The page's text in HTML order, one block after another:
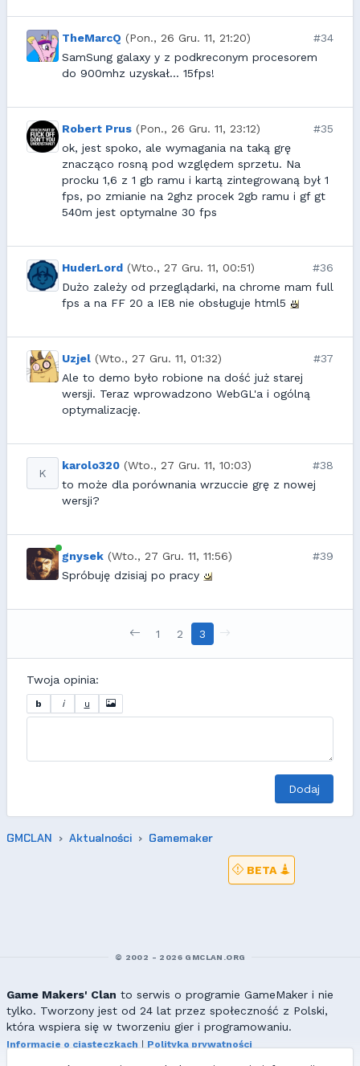
TheMarcQ (Pon., 26 Gru. 11, 21:20)
#34
SamSung galaxy y z podkreconym procesorem
do 900mhz uzyskał... 15fps!
Robert Prus (Pon., 26 Gru. 11, 23:12)
#35
ok, jest spoko, ale wymagania na taką grę
znacząco rosną pod względem sprzetu. Na
procku 1,6 z 1 gb ramu i kartą zintegrowaną był 1
fps, po zmianie na 2ghz procek 2gb ramu i gf gt
540m jest optymalne 30 fps
HuderLord (Wto., 27 Gru. 11, 00:51)
#36
Dużo zależy od przeglądarki, na chrome mam full
fps a na FF 20 a IE8 nie obsługuje html5
Uzjel (Wto., 27 Gru. 11, 01:32)
#37
Ale to demo było robione na dość już starej
wersji. Teraz wprowadzono WebGL'a i ogólną
optymalizację.
K
karolo320 (Wto., 27 Gru. 11, 10:03)
#38
to może dla porównania wrzuccie grę z nowej
wersji?
gnysek (Wto., 27 Gru. 11, 11:56)
#39
Spróbuję dzisiaj po pracy
1 2 3
Twoja opinia:
b i u
Dodaj
GMCLAN Aktualności Gamemaker
BETA
© 2002 - 2026 GMCLAN.ORG
Game Makers' Clan to serwis o programie GameMaker i nie
tylko. Tworzony jest od 24 lat przez społeczność z Polski,
która wspiera się w tworzeniu gier i programowaniu.
Informacje o ciasteczkach
Polityka prywatności